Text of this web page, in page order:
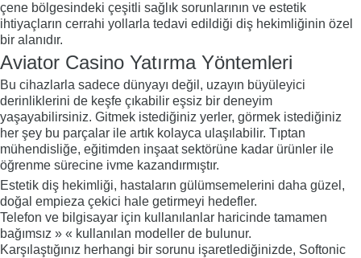
çene bölgesindeki çeşitli sağlık sorunlarının ve estetik
ihtiyaçların cerrahi yollarla tedavi edildiği diş hekimliğinin özel
bir alanıdır.
Aviator Casino Yatırma Yöntemleri
Bu cihazlarla sadece dünyayı değil, uzayın büyüleyici
derinliklerini de keşfe çıkabilir eşsiz bir deneyim
yaşayabilirsiniz. Gitmek istediğiniz yerler, görmek istediğiniz
her şey bu parçalar ile artık kolayca ulaşılabilir. Tıptan
mühendisliğe, eğitimden inşaat sektörüne kadar ürünler ile
öğrenme sürecine ivme kazandırmıştır.
Estetik diş hekimliği, hastaların gülümsemelerini daha güzel,
doğal empieza çekici hale getirmeyi hedefler.
Telefon ve bilgisayar için kullanılanlar haricinde tamamen
bağımsız » « kullanılan modeller de bulunur.
Karşılaştığınız herhangi bir sorunu işaretlediğinizde, Softonic